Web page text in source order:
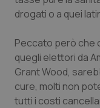
Toscana
Umbria
Valle D’Aosta
Veneto
Obesità
Oftalmologia
drogati o a quei
Peccato però che
quegli elettori da
Grant Wood,
cure, molti non
tutti i costi